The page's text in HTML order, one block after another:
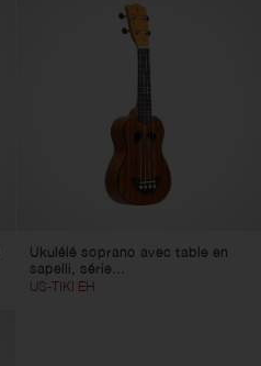
Ukulélé soprano avec table en
sapelli, série...
US-TIKI EH